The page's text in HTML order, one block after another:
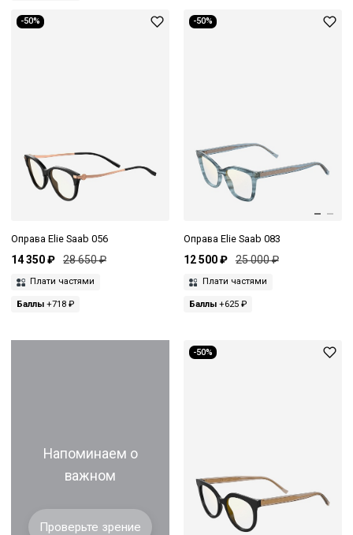
-50%
Оправа Elie Saab 056
14 350 ₽ 28 650 ₽
Плати частями
Баллы +718 ₽
-50%
Оправа Elie Saab 083
12 500 ₽ 25 000 ₽
Плати частями
Баллы+625 ₽
Напоминаем о
важном
Проверьте зрение
-50%